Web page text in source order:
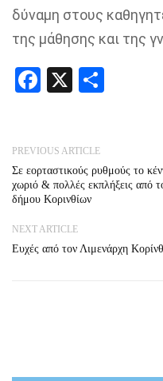
δύναμη στους
της μάθησης και της
Facebook
X
PREVIOUS ARTICLE
Σε εορταστικούς ρυθμούς το
χωριό & πολλές εκπλήξεις από
δήμου Κορινθίων
NEXT ARTICLE
Ευχές από τον Λιμενάρχη